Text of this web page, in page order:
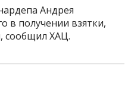
Андрея
в получении взятки,
сообщил ХАЦ.